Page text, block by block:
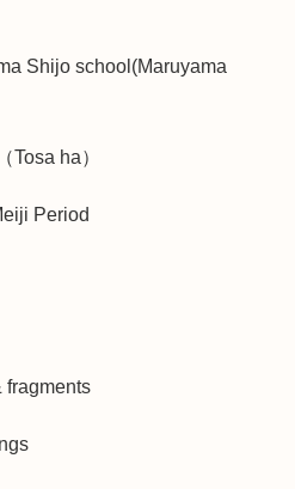
Shijo school(Maruyama
Tosa ha）
Period
fragments